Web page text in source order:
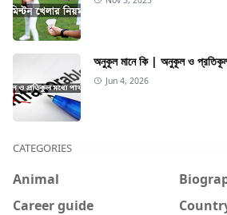
অনুকূল মানে কি | অনুকূল ও প্রতিকূল
Jun 4, 2026
CATEGORIES
Animal
Career guide